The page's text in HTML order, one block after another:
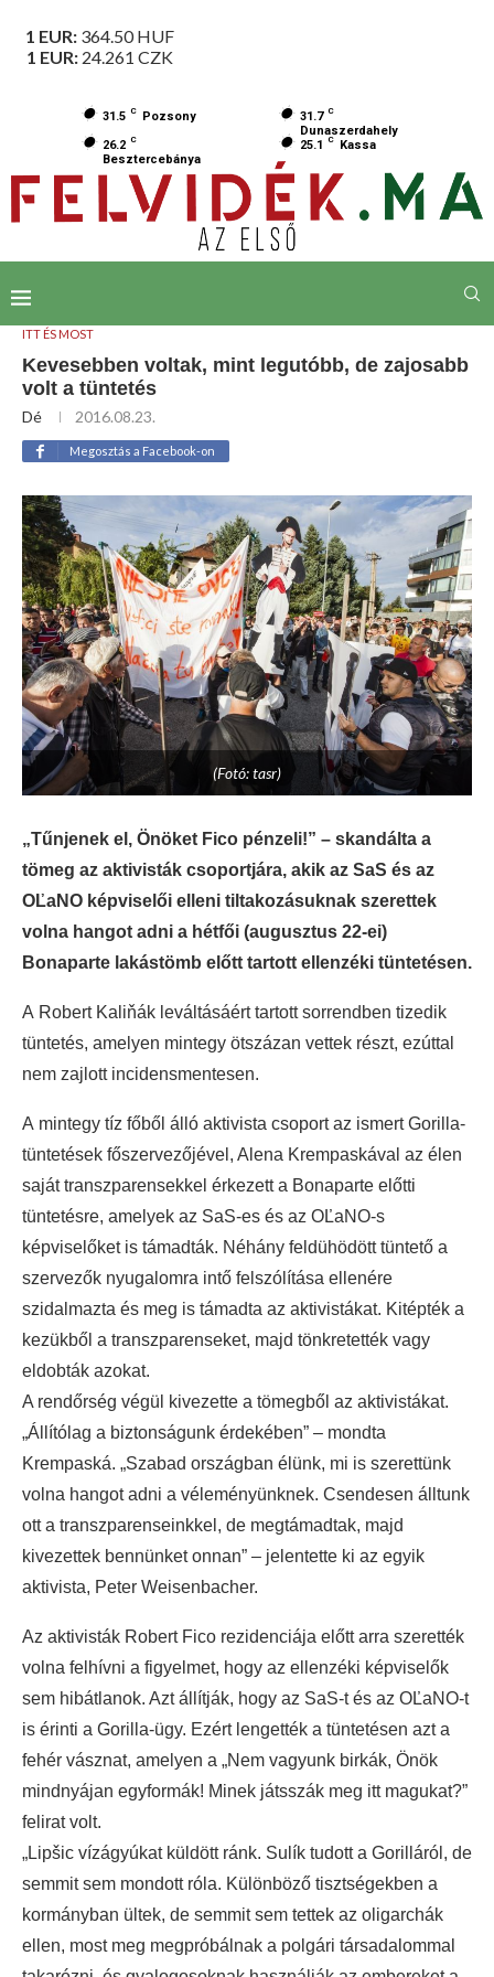
1 EUR: 364.50HUF
1 EUR: 24.261 CZK
31.5 C Pozsony 31.7 C
Dunaszerdahely
26.2 C
Besztercebánya
25.1 C Kassa
ITT ÉS MOST
Kevesebben voltak, mint legutóbb, de zajosabb
volt a tüntetés
Dé 2016.08.23.
Megosztás a Facebook-on
(Fotó: tasr)
„Tűnjenek el, Önöket Fico pénzeli!” – skandálta a
tömeg az aktivisták csoportjára, akik az SaS és az
OĽaNO képviselői elleni tiltakozásuknak szerettek
volna hangot adni a hétfői (augusztus 22-ei)
Bonaparte lakástömb előtt tartott ellenzéki tüntetésen.
A Robert Kaliňák leváltásáért tartott sorrendben tizedik
tüntetés, amelyen mintegy ötszázan vettek részt, ezúttal
nem zajlott incidensmentesen.
A mintegy tíz főből álló aktivista csoport az ismert Gorilla-
tüntetések főszervezőjével, Alena Krempaskával az élen
saját transzparensekkel érkezett a Bonaparte előtti
tüntetésre, amelyek az SaS-es és az OĽaNO-s
képviselőket is támadták. Néhány feldühödött tüntető a
szervezők nyugalomra intő felszólítása ellenére
szidalmazta és meg is támadta az aktivistákat. Kitépték a
kezükből a transzparenseket, majd tönkretették vagy
eldobták azokat.
A rendőrség végül kivezette a tömegből az aktivistákat.
„Állítólag a biztonságunk érdekében” – mondta
Krempaská. „Szabad országban élünk, mi is szerettünk
volna hangot adni a véleményünknek. Csendesen álltunk
ott a transzparenseinkkel, de megtámadtak, majd
kivezettek bennünket onnan” – jelentette ki az egyik
aktivista, Peter Weisenbacher.
Az aktivisták Robert Fico rezidenciája előtt arra szerették
volna felhívni a figyelmet, hogy az ellenzéki képviselők
sem hibátlanok. Azt állítják, hogy az SaS-t és az OĽaNO-t
is érinti a Gorilla-ügy. Ezért lengették a tüntetésen azt a
fehér vásznat, amelyen a „Nem vagyunk birkák, Önök
mindnyájan egyformák! Minek játsszák meg itt magukat?”
felirat volt.
„Lipšic vízágyúkat küldött ránk. Sulík tudott a Gorilláról, de
semmit sem mondott róla. Különböző tisztségekben a
kormányban ültek, de semmit sem tettek az oligarchák
ellen, most meg megpróbálnak a polgári társadalommal